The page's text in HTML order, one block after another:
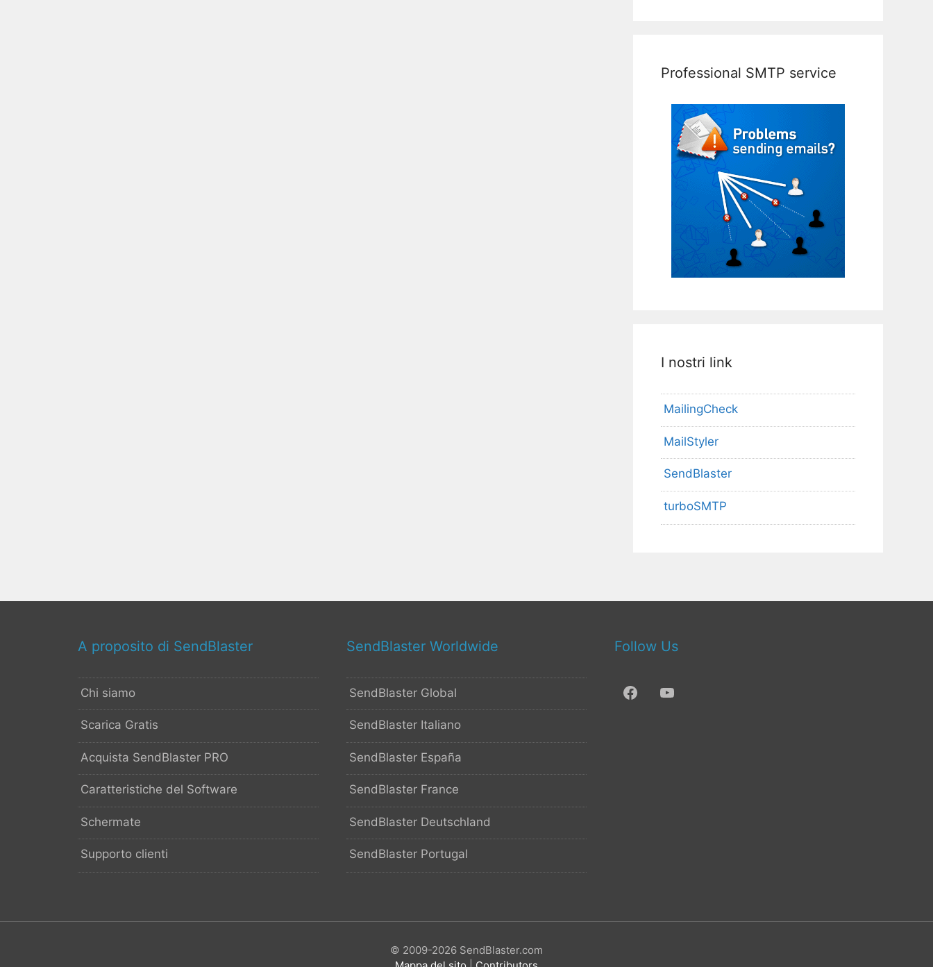
Professional SMTP service
I nostri link
MailingCheck
MailStyler
SendBlaster
turboSMTP
A proposito di SendBlaster
Chi siamo
Scarica Gratis
Acquista SendBlaster PRO
Caratteristiche del Software
Schermate
Supporto clienti
SendBlaster Worldwide
SendBlaster Global
SendBlaster Italiano
SendBlaster España
SendBlaster France
SendBlaster Deutschland
SendBlaster Portugal
Follow Us
© 2009-2026 SendBlaster.com